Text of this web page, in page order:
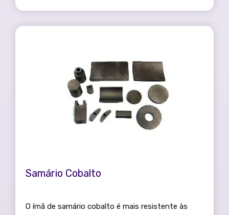
Samário Cobalto
O ímã de samário cobalto é mais resistente às